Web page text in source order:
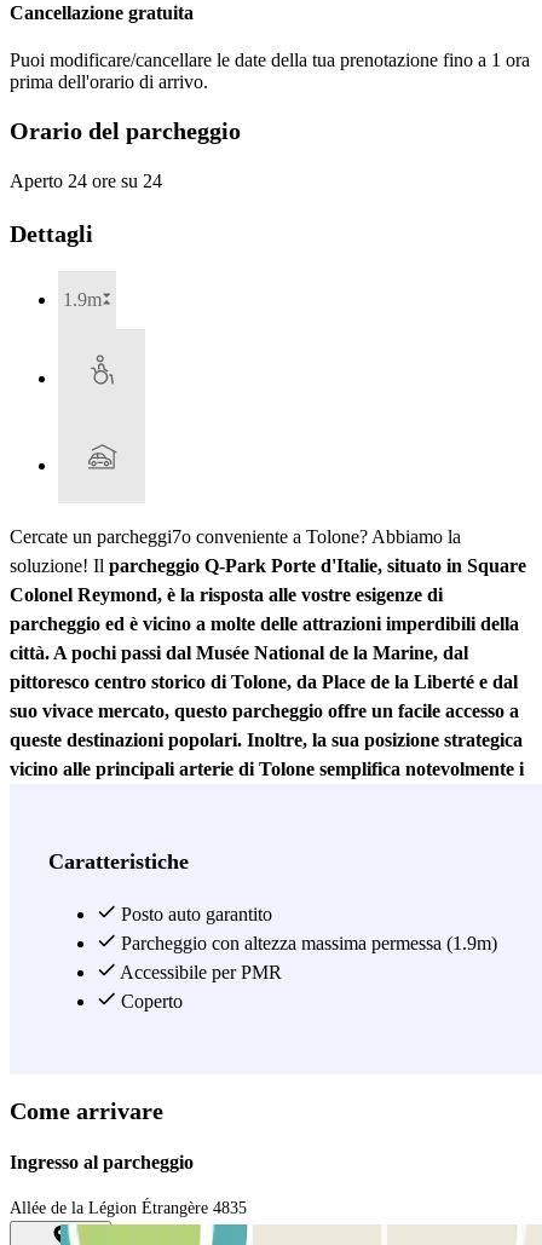
Cancellazione gratuita
Puoi modificare/cancellare le date della tua prenotazione fino a 1 ora
prima dell'orario di arrivo.
Orario del parcheggio
Aperto 24 ore su 24
Dettagli
1.9m
Cercate un parcheggi7o conveniente a Tolone? Abbiamo la
soluzione! Il parcheggio Q-Park Porte d'Italie, situato in Square
Colonel Reymond, è la risposta alle vostre esigenze di
parcheggio ed è vicino a molte delle attrazioni imperdibili della
città. A pochi passi dal Musée National de la Marine, dal
pittoresco centro storico di Tolone, da Place de la Liberté e dal
suo vivace mercato, questo parcheggio offre un facile accesso a
queste destinazioni popolari. Inoltre, la sua posizione strategica
vicino alle principali arterie di Tolone semplifica notevolmente i
storia marittima al Musée National de la Marine, esplorate le vie
di Place de la Liberté o godetevi la dolce brezza marina al Porto
di Tolone. Con Parclick avete trovato la soluzione ideale e
sicura per parcheggiare a Tolone!
Vedi di più
Caratteristiche
Posto auto garantito
Parcheggio con altezza massima permessa (1.9m)
Accessibile per PMR
Coperto
Come arrivare
Ingresso al parcheggio
Allée de la Légion Étrangère 4835